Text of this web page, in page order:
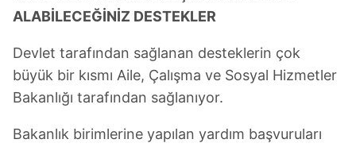
ALABİLECEĞİNİZ DESTEKLER
Devlet tarafından sağlanan desteklerin çok
büyük bir kısmı Aile, Çalışma ve Sosyal Hizmetler
Bakanlığı tarafından sağlanıyor.
Bakanlık birimlerine yapılan yardım başvuruları